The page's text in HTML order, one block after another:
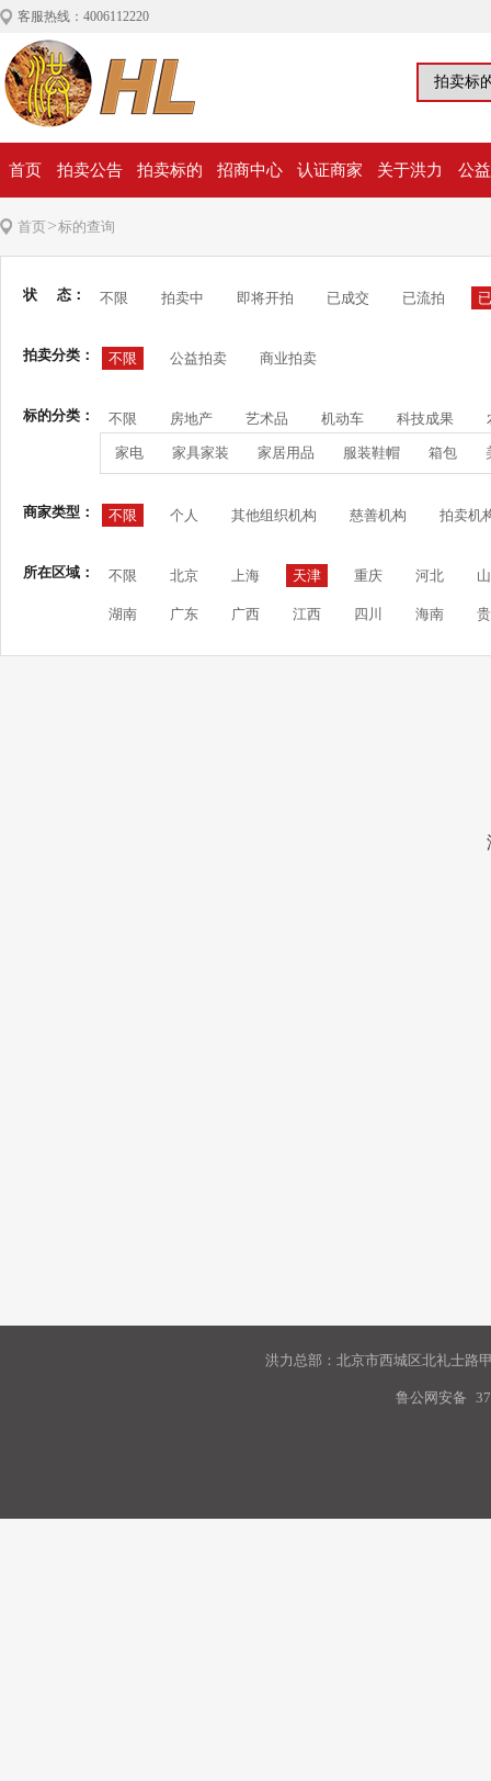
客服热线：4006112220
首页 拍卖公告 拍卖标的 招商中心 认证商家 关于洪力 公
首页>标的查询
状 态： 不限 拍卖中 即将开拍 已成交 已流拍
拍卖分类： 不限 公益拍卖 商业拍卖
标的分类： 不限 房地产 艺术品 机动车 科技成果
家电 家具家装 家居用品 服装鞋帽 箱包
商家类型： 不限 个人 其他组织机构 慈善机构 拍卖机
所在区域： 不限 北京 上海 天津 重庆 河北
湖南 广东 广西 江西 四川 海南
洪力总部：北京市西城区北礼士路
鲁公网安备